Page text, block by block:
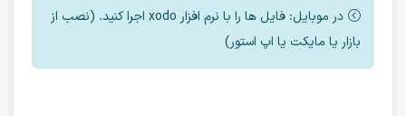
در موبایل: فایل ها را با نرم افزار xodo اجرا کنید. (نصب از
بازار یا مایکت یا اپ استور)